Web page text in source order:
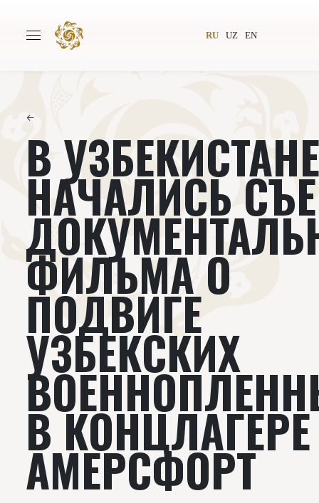
RU UZ EN
Авторы Всемирное общество
Издательство Новости
Проекты Подкасты
Книги Видеолекторий
←
В
НАЧАЛИСЬ
ФИЛЬМА О
ПОДВИГЕ
УЗБЕКСКИХ
В КОНЦЛАГЕРЕ
АМЕРСФОРТ